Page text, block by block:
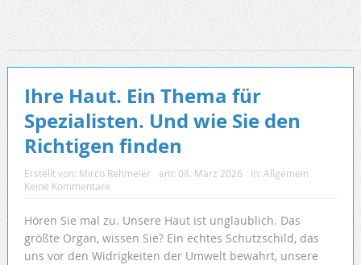
Ihre Haut. Ein Thema für
Spezialisten. Und wie Sie den
Richtigen finden
Erstellt von: Mirco Rehmeier am: 08. März 2026 In: Allgemein
Keine Kommentare
Hören Sie mal zu. Unsere Haut ist unglaublich. Das
größte Organ, wissen Sie? Ein echtes Schutzschild, das
uns vor den Widrigkeiten der Umwelt bewahrt, unsere